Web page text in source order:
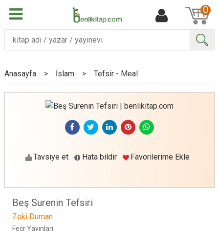
0
Anasayfa > İslam > Tefsir - Meal
Tavsiye et Hata bildir Favorilerime Ekle
Beş Surenin Tefsiri
Zeki Duman
Fecr Yayınları